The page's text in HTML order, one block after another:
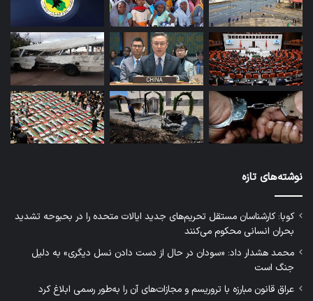
نوشته‌های تازه
کوبا: کارشناسان مستقل تحریم‌های جدید ایالات متحده را در بحبوحه تشدید
بحران انسانی محکوم می‌کنند
محمد هشدار داد: «سودان در حال از دست دادن نسل دیگری» به دلیل
جنگ است
عراق قانون مبارزه با تروریسم و مجازات‌های آن را به‌طور رسمی ابلاغ کرد